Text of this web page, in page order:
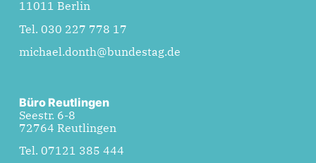
11011 Berlin
Tel. 030 227 778 17
michael.donth@bundestag.de
Büro Reutlingen
Seestr. 6-8
72764 Reutlingen
Tel. 07121 385 444